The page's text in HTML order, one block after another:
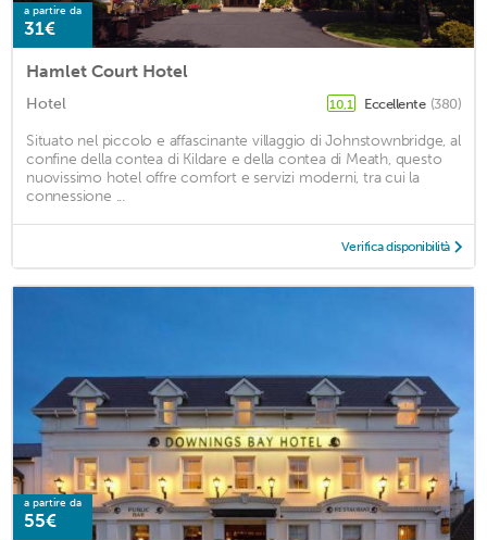
a partire da
31€
Hamlet Court Hotel
Hotel 10,1 Eccellente (380)
Situato nel piccolo e affascinante villaggio di Johnstownbridge, al
confine della contea di Kildare e della contea di Meath, questo
nuovissimo hotel offre comfort e servizi moderni, tra cui la
connessione ...
Verifica disponibilità
a partire da
55€